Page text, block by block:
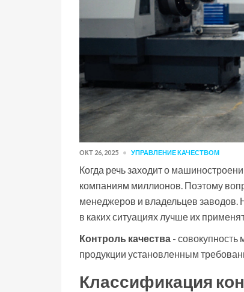
ОКТ 26, 2025 УПРАВЛЕНИЕ КАЧЕСТВОМ
Когда речь заходит о
компаниям миллионов. Поэтому
менеджеров и владельцев заводов.
в каких ситуациях лучше их
Контроль качества - совокупность
продукции установленным
Классификация